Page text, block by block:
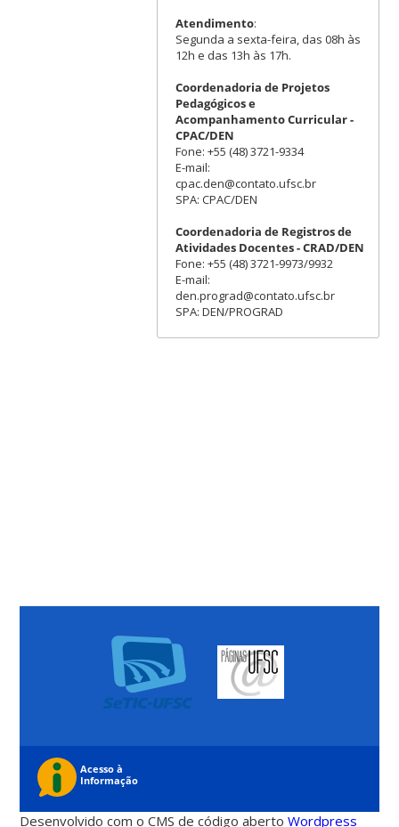
Atendimento:
Segunda a sexta-feira, das 08h às
12h e das 13h às 17h.
Coordenadoria de Projetos
Pedagógicos e
Acompanhamento Curricular -
CPAC/DEN
Fone: +55 (48) 3721-9334
E-mail:
cpac.den@contato.ufsc.br
SPA: CPAC/DEN
Coordenadoria de Registros de
Atividades Docentes - CRAD/DEN
Fone: +55 (48) 3721-9973/9932
E-mail:
den.prograd@contato.ufsc.br
SPA: DEN/PROGRAD
Desenvolvido com o CMS de código abertoWordpress